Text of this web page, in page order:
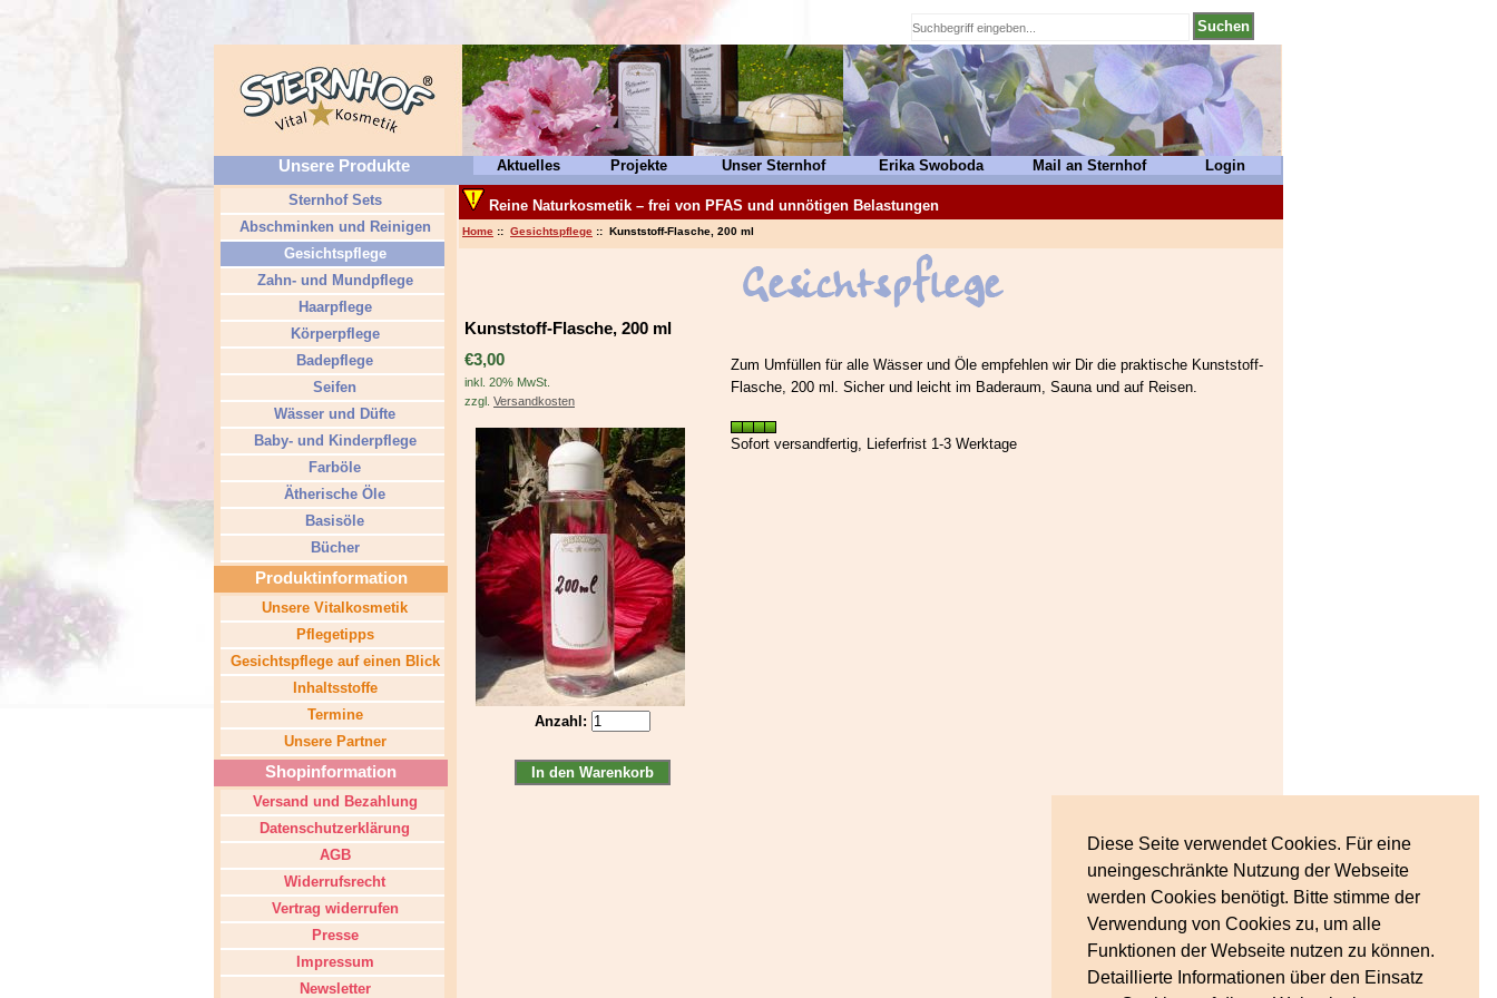
Diese Seite verwendet Cookies. Für eine
uneingeschränkte Nutzung der Webseite
werden Cookies benötigt. Bitte stimme der
Verwendung von Cookies zu, um alle
Funktionen der Webseite nutzen zu können.
Detaillierte Informationen über den Einsatz
Unsere Produkte Aktuelles Projekte Unser Sternhof Erika Swoboda Mail an Sternhof Login
Reine Naturkosmetik – frei von PFAS und unnötigen Belastungen
Home :: Gesichtspflege :: Kunststoff-Flasche, 200 ml
Kunststoff-Flasche, 200 ml
Zum Umfüllen für alle Wässer und Öle empfehlen wir Dir die praktische Kunststoff-
Flasche, 200 ml. Sicher und leicht im Baderaum, Sauna und auf Reisen.
Sofort versandfertig, Lieferfrist 1-3 Werktage
€3,00
inkl. 20% MwSt.
zzgl. Versandkosten
Anzahl:
Sternhof Sets
Abschminken und Reinigen
Gesichtspflege
Zahn- und Mundpflege
Haarpflege
Körperpflege
Badepflege
Seifen
Wässer und Düfte
Baby- und Kinderpflege
Farböle
Ätherische Öle
Basisöle
Bücher
Produktinformation
Unsere Vitalkosmetik
Pflegetipps
Gesichtspflege auf einen Blick
Inhaltsstoffe
Termine
Unsere Partner
Shopinformation
Versand und Bezahlung
Datenschutzerklärung
AGB
Widerrufsrecht
Vertrag widerrufen
Presse
Impressum
Newsletter